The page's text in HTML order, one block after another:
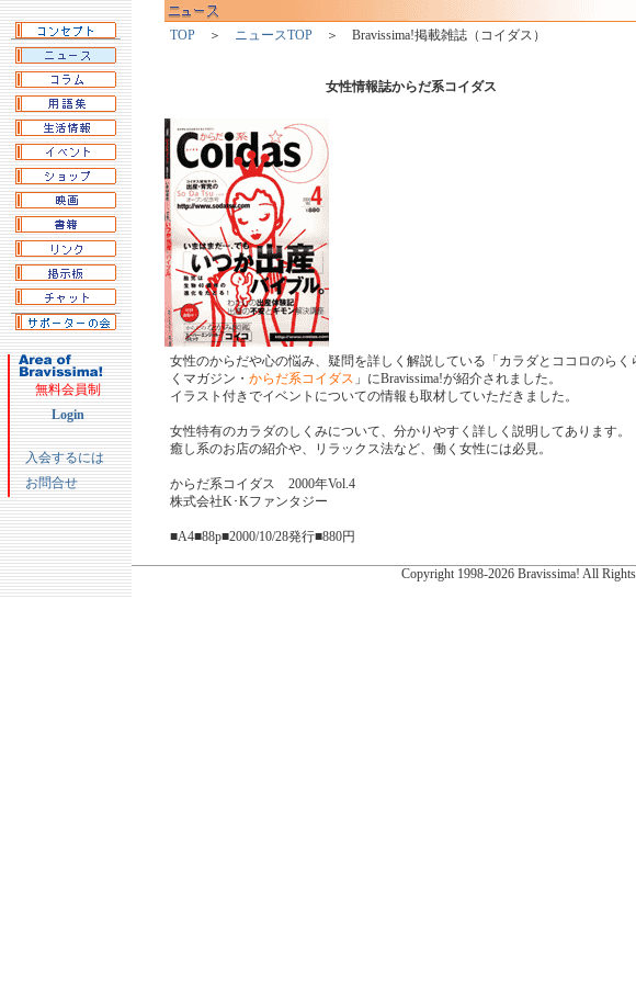
無料会員制
Login
入会するには
お問合せ
TOP ＞ ニュースTOP ＞ Bravissima!掲載雑誌（コイダス）
女性情報誌からだ系コイダス
女性のからだや心の悩み、疑問を詳しく解説している「カラダとココロのらく
くマガジン・ からだ系コイダス 」にBravissima!が紹介されました。
イラスト付きでイベントについての情報も取材していただきました。
女性特有のカラダのしくみについて、分かりやすく詳しく説明してあります。
癒し系のお店の紹介や、リラックス法など、働く女性には必見。
からだ系コイダス 2000年Vol.4
株式会社K･Kファンタジー
■A4■88p■2000/10/28発行■880円
Copyright 1998-2026 Bravissima! All Rights